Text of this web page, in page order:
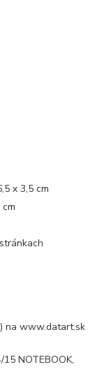
x 3,5 cm
na www.datart.sk
NOTEBOOK,